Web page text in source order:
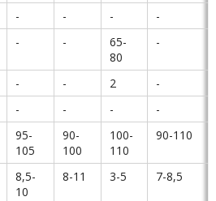
- - -
-
- -
65-
80
-
- - 2
-
- - -
-
95-
105
90-
100
100-
110
90-110
8,5-
10
8-11 3-5 7-8,5